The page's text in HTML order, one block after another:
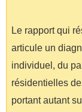
Le rapport qui
articule un
individuel, du
résidentielles
portant autant